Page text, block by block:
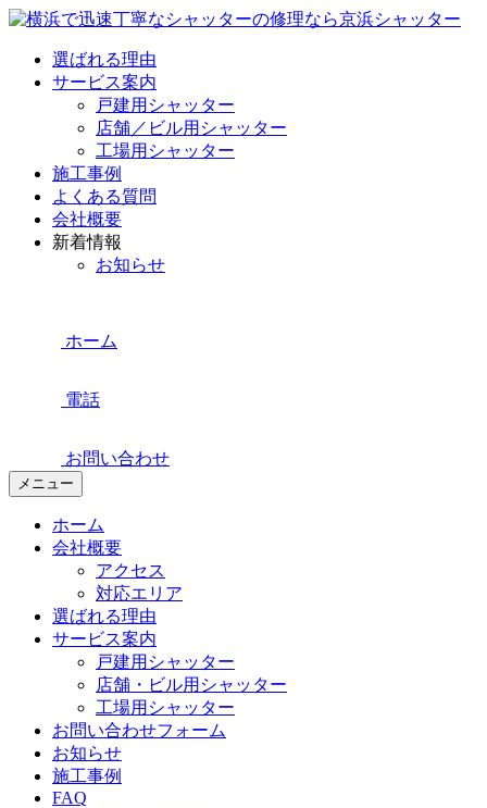
選ばれる理由
サービス案内
戸建用シャッター
店舗／ビル用シャッター
工場用シャッター
施工事例
よくある質問
会社概要
新着情報
お知らせ
ホーム
電話
お問い合わせ
メニュー
ホーム
会社概要
アクセス
対応エリア
選ばれる理由
サービス案内
戸建用シャッター
店舗・ビル用シャッター
工場用シャッター
お問い合わせフォーム
お知らせ
施工事例
FAQ